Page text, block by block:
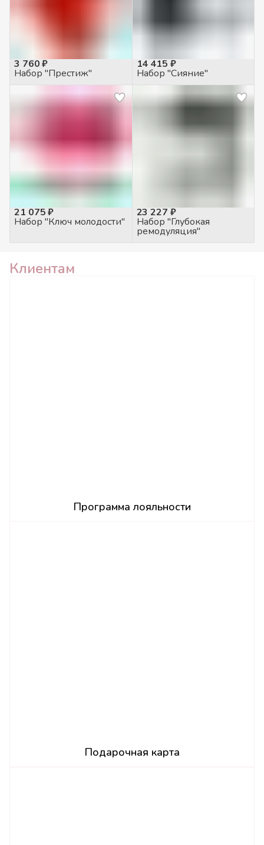
3 760 ₽
Набор "Престиж"
14 415 ₽
Набор "Сияние"
21 075 ₽
Набор "Ключ молодости"
23 227 ₽
Набор "Глубокая
ремодуляция"
Клиентам
Программа лояльности
Подарочная карта